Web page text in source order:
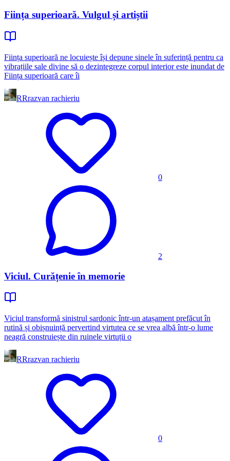
Ființa superioară. Vulgul și artiștii
Ființa superioară ne locuiește își depune sinele în suferință pentru ca
vibrațiile sale divine să o dezintegreze corpul interior este inundat de
Ființa superioară care îi
RRrazvan rachieriu
0
2
Viciul. Curățenie în memorie
Viciul transformă sinistrul sardonic într-un atașament prefăcut în
rutină și obișnuință pervertind virtutea ce se vrea albă într-o lume
neagră construiește din ruinele virtuții o
RRrazvan rachieriu
0